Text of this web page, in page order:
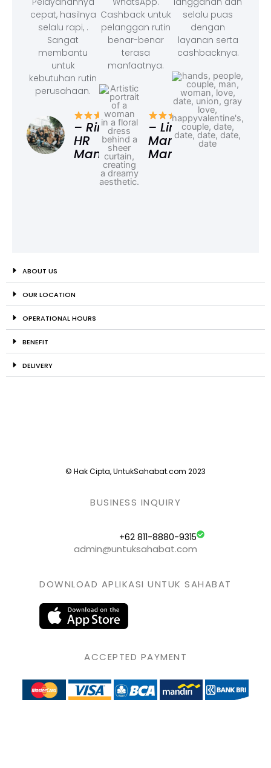
cepat, hasilnya
selalu rapi, .
Sangat
membantu
untuk
kebutuhan rutin
perusahaan.
– Rina,
HR
Manager
Cashback untuk
pelanggan rutin
benar-benar
terasa
manfaatnya.
– Linda,
Marketing
Manager
selalu puas
dengan
layanan serta
cashbacknya.
ABOUT US
OUR LOCATION
OPERATIONAL HOURS
BENEFIT
DELIVERY
© Hak Cipta, UntukSahabat.com 2023
BUSINESS INQUIRY
+62 811-8880-9315
admin@untuksahabat.com
DOWNLOAD APLIKASI UNTUK SAHABAT
ACCEPTED PAYMENT